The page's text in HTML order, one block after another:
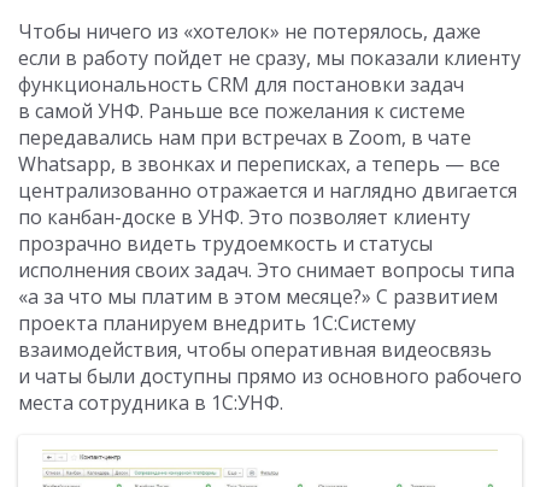
Чтобы ничего из «хотелок» не потерялось, даже
если в работу пойдет не сразу, мы показали клиенту
функциональность CRM для постановки задач
в самой УНФ. Раньше все пожелания к системе
передавались нам при встречах в Zoom, в чате
Whatsapp, в звонках и переписках, а теперь — все
централизованно отражается и наглядно двигается
по канбан-доске в УНФ. Это позволяет клиенту
прозрачно видеть трудоемкость и статусы
исполнения своих задач. Это снимает вопросы типа
«а за что мы платим в этом месяце?» С развитием
проекта планируем внедрить 1С:Систему
взаимодействия, чтобы оперативная видеосвязь
и чаты были доступны прямо из основного рабочего
места сотрудника в 1С:УНФ.